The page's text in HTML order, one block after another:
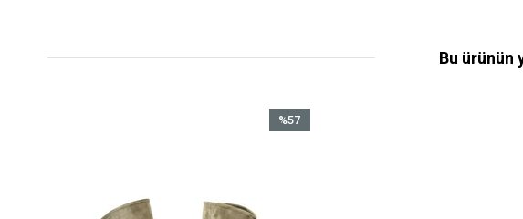
Bu ürünün
%57